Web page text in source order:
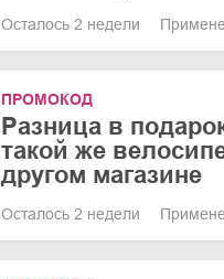
Осталось 2 недели
ПРОМОКОД
Разница в
такой же
другом магазине
Осталось 2 недели